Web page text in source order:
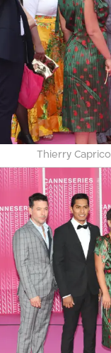
Thierry Caprico